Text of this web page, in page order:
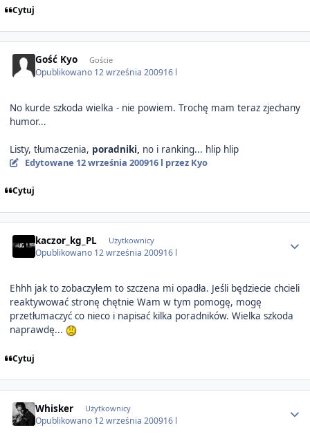
Cytuj
Gość Kyo Goście
Opublikowano 12 września 200916 l
No kurde szkoda wielka - nie powiem. Trochę mam teraz zjechany
humor...
Listy, tłumaczenia, poradniki, no i ranking... hlip hlip
Edytowane 12 września 200916 l przez Kyo
Cytuj
kaczor_kg_PL Użytkownicy
Opublikowano 12 września 200916 l
Ehhh jak to zobaczyłem to szczena mi opadła. Jeśli będziecie chcieli
reaktywować stronę chętnie Wam w tym pomogę, mogę
przetłumaczyć co nieco i napisać kilka poradników. Wielka szkoda
naprawdę...
Cytuj
Whisker Użytkownicy
Opublikowano 12 września 200916 l